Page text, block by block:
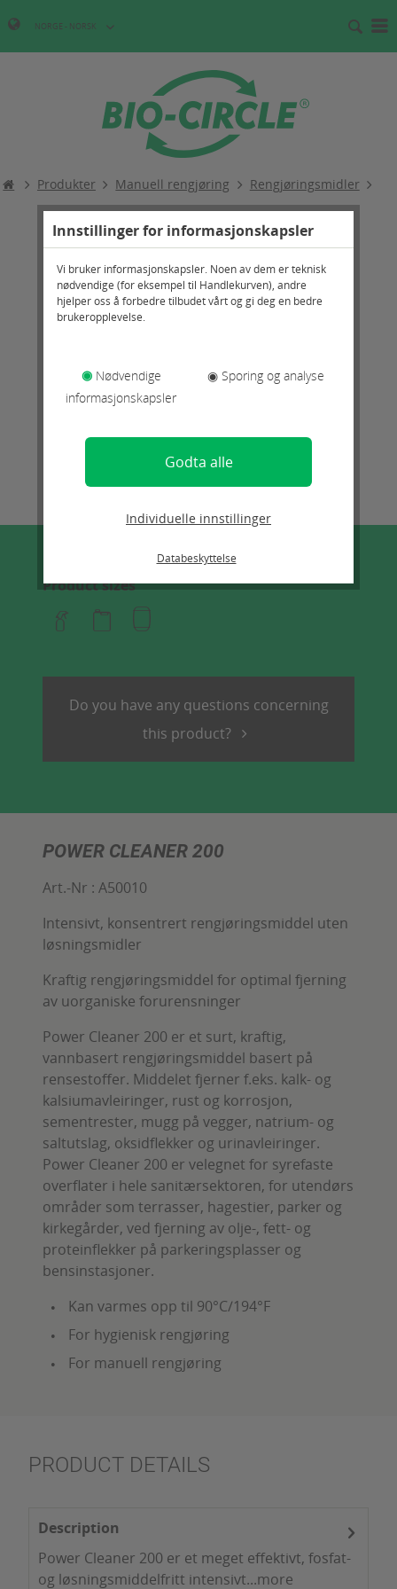
NORGE - NORSK
Produkter Manuell rengjøring Rengjøringsmidler
POWER CLEANER 200
Art.-Nr : A50010
Intensivt, konsentrert rengjøringsmiddel uten
løsningsmidler
Kraftig rengjøringsmiddel for optimal fjerning
av uorganiske forurensninger
Power Cleaner 200 er et surt, kraftig,
vannbasert rengjøringsmiddel basert på
rensestoffer. Middelet fjerner f.eks. kalk- og
kalsiumavleiringer, rust og korrosjon,
sementrester, mugg på vegger, natrium- og
saltutslag, oksidflekker og urinavleiringer.
Power Cleaner 200 er velegnet for syrefaste
overflater i hele sanitærsektoren, for utendørs
områder som terrasser, hagestier, parker og
kirkegårder, ved fjerning av olje-, fett- og
proteinflekker på parkeringsplasser og
bensinstasjoner.
Kan varmes opp til 90°C/194°F
For hygienisk rengjøring
For manuell rengjøring
Product sizes
Do you have any questions concerning
this product?
PRODUCT DETAILS
Description
Power Cleaner 200 er et meget effektivt, fosfat-
og løsningsmiddelfritt intensivt...more
Innstillinger for informasjonskapsler
Vi bruker informasjonskapsler. Noen av dem er teknisk
nødvendige (for eksempel til Handlekurven), andre
hjelper oss å forbedre tilbudet vårt og gi deg en bedre
brukeropplevelse.
◉Nødvendige
informasjonskapsler
◉ Sporing og analyse
Godta alle
Individuelle innstillinger
Databeskyttelse